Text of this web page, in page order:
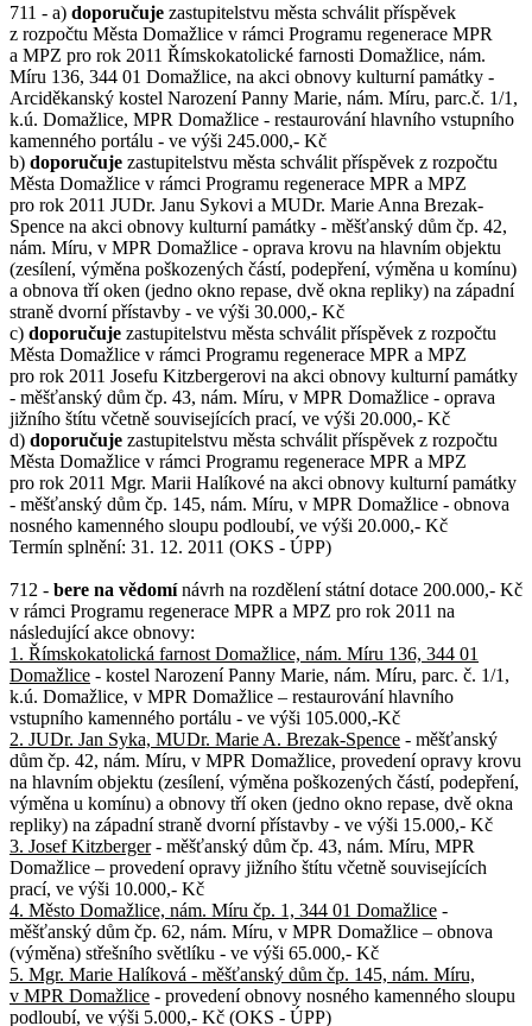
711 - a) doporučuje zastupitelstvu města schválit příspěvek
z rozpočtu Města Domažlice v rámci Programu regenerace MPR
a MPZ pro rok 2011 Římskokatolické farnosti Domažlice, nám.
Míru 136, 344 01 Domažlice, na akci obnovy kulturní památky -
Arciděkanský kostel Narození Panny Marie, nám. Míru, parc.č. 1/1,
k.ú. Domažlice, MPR Domažlice - restaurování hlavního vstupního
kamenného portálu - ve výši 245.000,- Kč
b) doporučuje zastupitelstvu města schválit příspěvek z rozpočtu
Města Domažlice v rámci Programu regenerace MPR a MPZ
pro rok 2011 JUDr. Janu Sykovi a MUDr. Marie Anna Brezak-
Spence na akci obnovy kulturní památky - měšťanský dům čp. 42,
nám. Míru, v MPR Domažlice - oprava krovu na hlavním objektu
(zesílení, výměna poškozených částí, podepření, výměna u komínu)
a obnova tří oken (jedno okno repase, dvě okna repliky) na západní
straně dvorní přístavby - ve výši 30.000,- Kč
c) doporučuje zastupitelstvu města schválit příspěvek z rozpočtu
Města Domažlice v rámci Programu regenerace MPR a MPZ
pro rok 2011 Josefu Kitzbergerovi na akci obnovy kulturní památky
- měšťanský dům čp. 43, nám. Míru, v MPR Domažlice - oprava
jižního štítu včetně souvisejících prací, ve výši 20.000,- Kč
d) doporučuje zastupitelstvu města schválit příspěvek z rozpočtu
Města Domažlice v rámci Programu regenerace MPR a MPZ
pro rok 2011 Mgr. Marii Halíkové na akci obnovy kulturní památky
- měšťanský dům čp. 145, nám. Míru, v MPR Domažlice - obnova
nosného kamenného sloupu podloubí, ve výši 20.000,- Kč
Termín splnění: 31. 12. 2011 (OKS - ÚPP)
712 - bere na vědomínávrh na rozdělení státní dotace 200.000,- Kč
v rámci Programu regenerace MPR a MPZ pro rok 2011 na
následující akce obnovy:
1. Římskokatolická farnost Domažlice, nám. Míru 136, 344 01
Domažlice - kostel Narození Panny Marie, nám. Míru, parc. č. 1/1,
k.ú. Domažlice, v MPR Domažlice – restaurování hlavního
vstupního kamenného portálu - ve výši 105.000,-Kč
2. JUDr. Jan Syka, MUDr. Marie A. Brezak-Spence - měšťanský
dům čp. 42, nám. Míru, v MPR Domažlice, provedení opravy krovu
na hlavním objektu (zesílení, výměna poškozených částí, podepření,
výměna u komínu) a obnovy tří oken (jedno okno repase, dvě okna
repliky) na západní straně dvorní přístavby - ve výši 15.000,- Kč
3. Josef Kitzberger- měšťanský dům čp. 43, nám. Míru, MPR
Domažlice – provedení opravy jižního štítu včetně souvisejících
prací, ve výši 10.000,- Kč
4. Město Domažlice, nám. Míru čp. 1, 344 01 Domažlice -
měšťanský dům čp. 62, nám. Míru, v MPR Domažlice – obnova
(výměna) střešního světlíku - ve výši 65.000,- Kč
5. Mgr. Marie Halíková - měšťanský dům čp. 145, nám. Míru,
v MPR Domažlice - provedení obnovy nosného kamenného sloupu
podloubí, ve výši 5.000,- Kč (OKS - ÚPP)